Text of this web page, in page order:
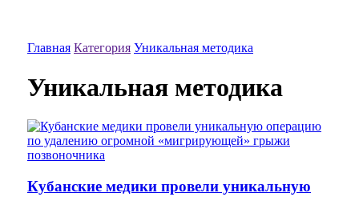
Главная Категория Уникальная методика
Уникальная методика
Кубанские медики провели уникальную